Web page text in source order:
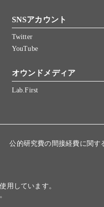
SNSアカウント
Twitter
YouTube
オウンドメディア
Lab.First
公的研究費の間接経費に関す
用しています。